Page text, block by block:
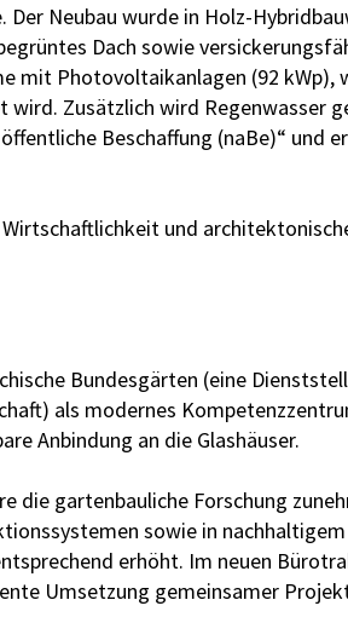
Neubau wurde in Holz-
Dach sowie
mit Photovoltaikanlagen (92 kWp),
Zusätzlich wird Regenwasser
Beschaffung (naBe)“ und
und
Bundesgärten (eine
als modernes
Anbindung an die Glashäuser.
gartenbauliche Forschung
sowie in
erhöht. Im neuen
Umsetzung gemeinsamer